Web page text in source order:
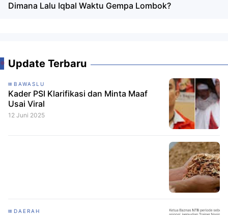
Dimana Lalu Iqbal Waktu Gempa Lombok?
Update Terbaru
BAWASLU
Kader PSI Klarifikasi dan Minta Maaf
Usai Viral
12 Juni 2025
DAERAH